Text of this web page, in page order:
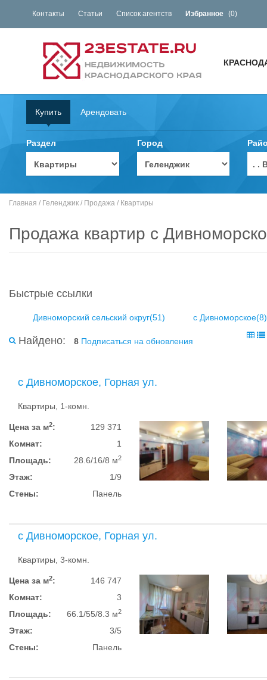
Контакты Статьи Список агентств Избранное (0)
Купить Арендовать
Раздел Город
. .
Главная / Геленджик / Продажа / Квартиры
Продажа квартир с
Быстрые ссылки
Дивноморский сельский округ(51) с Дивноморское(8)
Найдено: 8 Подписаться на обновления
с Дивноморское, Горная ул.
Квартиры, 1-комн.
Цена за м2:
129 371
Комнат:
1
Площадь:
28.6/16/8 м2
Этаж:
1/9
Стены:
Панель
с Дивноморское, Горная ул.
Квартиры, 3-комн.
Цена за м2:
146 747
Комнат:
3
Площадь:
66.1/55/8.3 м2
Этаж:
3/5
Стены:
Панель